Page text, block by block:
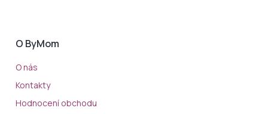
O ByMom
O nás
Kontakty
Hodnocení obchodu